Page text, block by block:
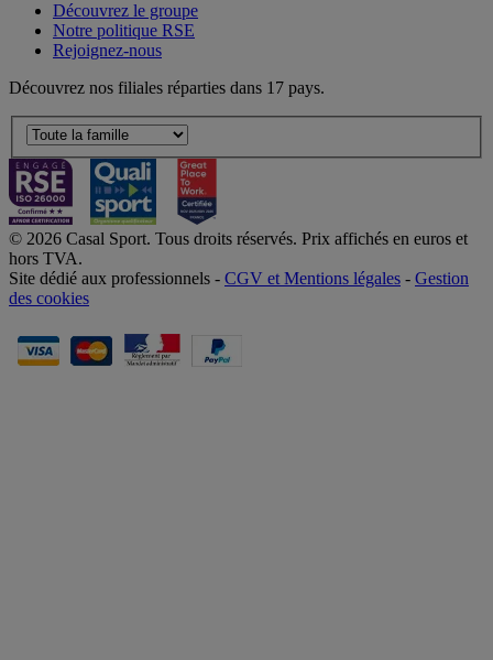
Découvrez le groupe
Notre politique RSE
Rejoignez-nous
Découvrez nos filiales réparties dans 17 pays.
© 2026 Casal Sport. Tous droits réservés. Prix affichés en euros et
hors TVA.
Site dédié aux professionnels - CGV et Mentions légales - Gestion
des cookies